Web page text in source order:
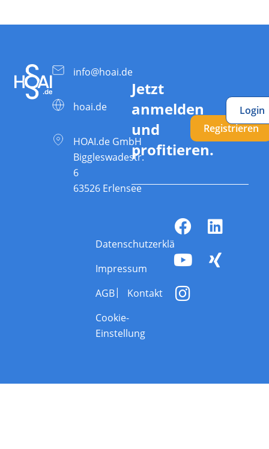
info@hoai.de
hoai.de
HOAI.de GmbH
Biggleswadestr.
6
63526 Erlensee
Jetzt
anmelden
und
profitieren.
Registrieren
Login
Datenschutzerklärung
Impressum
AGB
Kontakt
Cookie-
Einstellung